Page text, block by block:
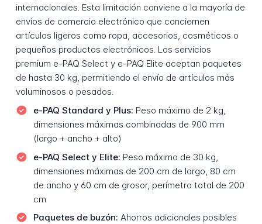
internacionales. Esta limitación conviene a la mayoría de
envíos de comercio electrónico que conciernen
artículos ligeros como ropa, accesorios, cosméticos o
pequeños productos electrónicos. Los servicios
premium e-PAQ Select y e-PAQ Elite aceptan paquetes
de hasta 30 kg, permitiendo el envío de artículos más
voluminosos o pesados.
e-PAQ Standard y Plus: Peso máximo de 2 kg,
dimensiones máximas combinadas de 900 mm
(largo + ancho + alto)
e-PAQ Select y Elite: Peso máximo de 30 kg,
dimensiones máximas de 200 cm de largo, 80 cm
de ancho y 60 cm de grosor, perímetro total de 200
cm
Paquetes de buzón: Ahorros adicionales posibles